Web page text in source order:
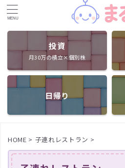
投資
月30万の積立×個別株
日帰り
HOME > 子連れレストラン >